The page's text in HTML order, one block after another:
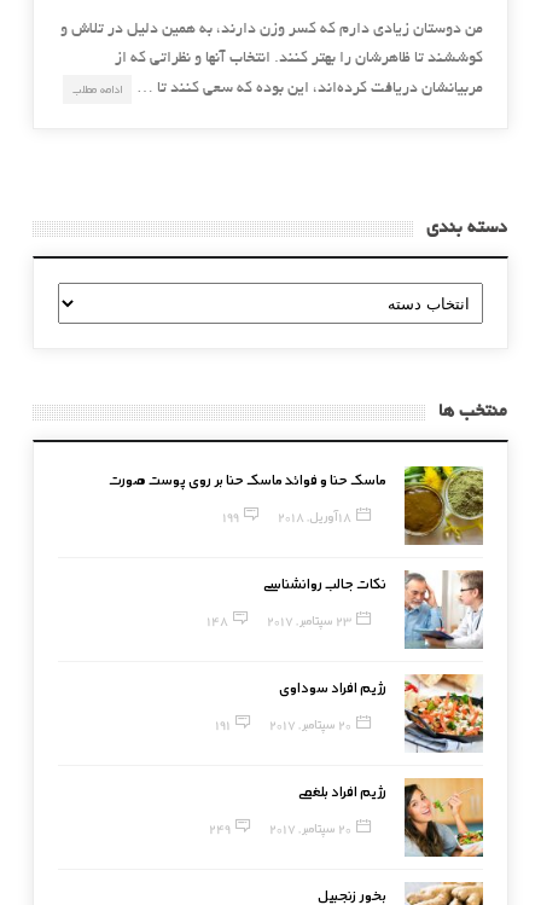
من دوستان زیادی دارم که کسر وزن دارند، به همین دلیل در تلاش و
کوششند تا ظاهرشان را بهتر کنند. انتخاب آنها و نظراتی که از
مربیانشان دریافت کرده‌اند، این بوده که سعی کنند تا …
ادامه مطلب
دسته بندی
دسته
بندی
منتخب ها
ماسک حنا و فوائد ماسک حنا بر روی پوست صورت
18 آوریل, 2018 199
نکات جالب روانشناسی
23 سپتامبر, 2017 148
رژیم افراد سوداوی
20 سپتامبر, 2017 191
رژیم افراد بلغمی
20 سپتامبر, 2017 249
بخور زنجبیل